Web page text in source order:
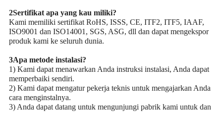
2Sertifikat apa yang kau miliki?
Kami memiliki sertifikat RoHS, ISSS, CE, ITF2, ITF5, IAAF,
ISO9001 dan ISO14001, SGS, ASG, dll dan dapat mengekspor
produk kami ke seluruh dunia.
3Apa metode instalasi?
1) Kami dapat menawarkan Anda instruksi instalasi, Anda dapat
memperbaiki sendiri.
2) Kami dapat mengatur pekerja teknis untuk mengajarkan Anda
cara menginstalnya.
3) Anda dapat datang untuk mengunjungi pabrik kami untuk dan